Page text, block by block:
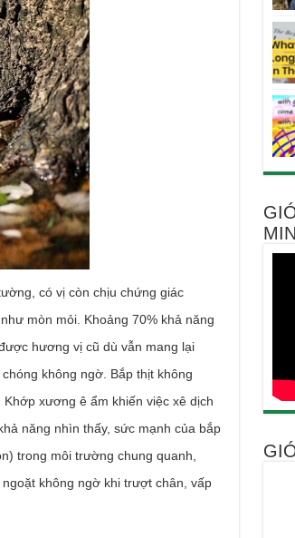
có vị còn chịu chứng giác
mòn mỏi. Khoảng 70% khả năng
hương vị cũ dù vẫn mang lại
không ngờ. Bắp thịt không
xương ê ẩm khiến việc xê dịch
năng nhìn thấy, sức mạnh của bắp
trong môi trường chung quanh,
không ngờ khi trượt chân, vấp